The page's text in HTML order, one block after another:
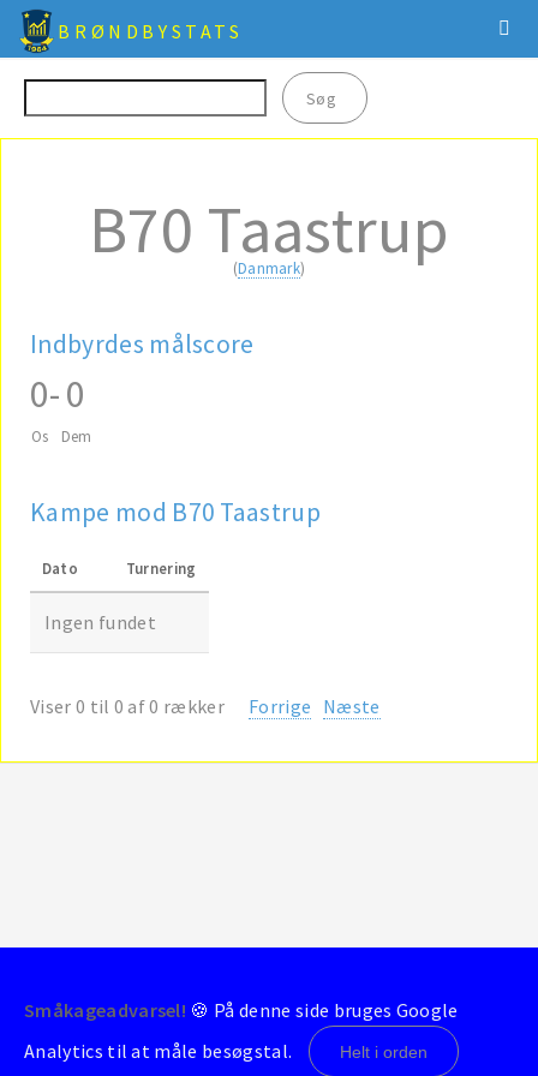
BRØNDBYSTATS
B70 Taastrup
(Danmark)
Indbyrdes målscore
0
Os
-0
Dem
Kampe mod B70 Taastrup
Dato Turnering
Ingen fundet
Viser 0 til 0 af 0 rækker Forrige Næste
© 2004-2026 - BrondbyStats
Småkageadvarsel! 🍪 På denne side bruges Google
Analytics til at måle besøgstal.
Helt i orden